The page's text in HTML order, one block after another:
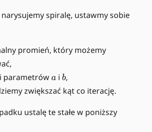
narysujemy spiralę, ustawmy sobie
promień, który możemy
parametrówa
a i b
b,
zwiększać kąt co iterację.
ustalę te stałe w poniższy